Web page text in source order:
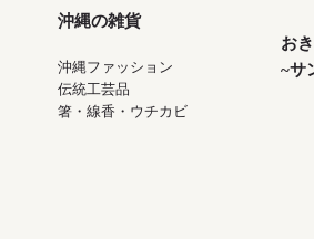
沖縄の雑貨
沖縄ファッション
伝統工芸品
箸・線香・ウチカビ
お
~サ